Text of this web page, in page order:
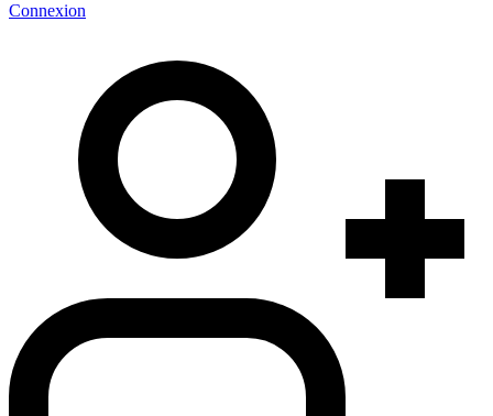
Connexion